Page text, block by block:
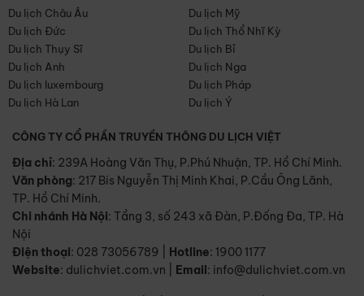
Du lịch Châu Âu
Du lịch Mỹ
Du lịch Đức
Du lịch Thổ Nhĩ Kỳ
Du lịch Thụy Sĩ
Du lịch Bỉ
Du lịch Anh
Du lịch Nga
Du lịch luxembourg
Du lịch Pháp
Du lịch Hà Lan
Du lịch Ý
CÔNG TY CỔ PHẦN TRUYỀN THÔNG DU LỊCH VIỆT
Địa chỉ: 239A Hoàng Văn Thụ, P.Phú Nhuận, TP. Hồ Chí Minh.
Văn phòng: 217 Bis Nguyễn Thị Minh Khai, P.Cầu Ông Lãnh,
TP. Hồ Chí Minh.
Chi nhánh Hà Nội: Tầng 3, số 243 xã Đàn, P.Đống Đa, TP. Hà
Nội
Điện thoại: 028 73056789 Hotline: 1900 1177
Website: dulichviet.com.vn Email: info@dulichviet.com.vn